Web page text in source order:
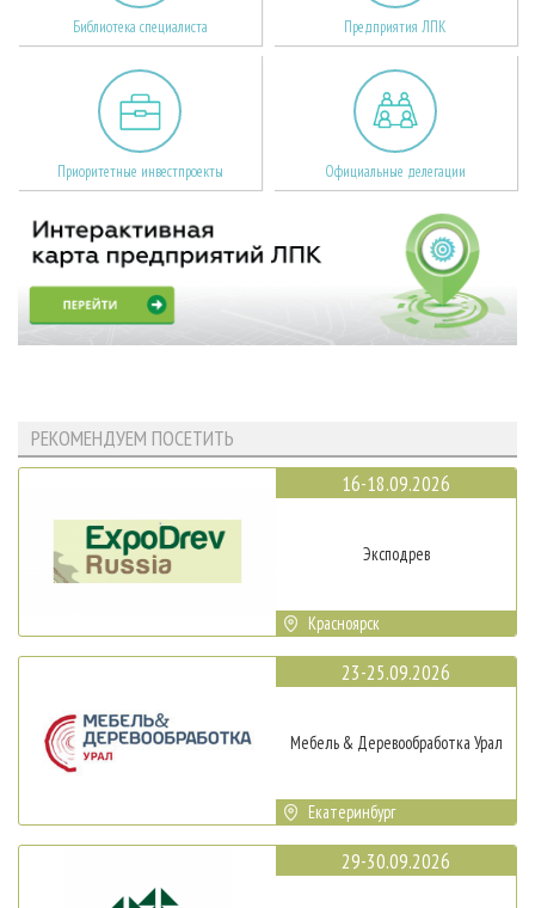
Библиотека специалиста Предприятия ЛПК
Приоритетные инвестпроекты Официальные делегации
РЕКОМЕНДУЕМ ПОСЕТИТЬ
16-18.09.2026
Эксподрев
Красноярск
23-25.09.2026
Мебель & Деревообработка Урал
Екатеринбург
29-30.09.2026